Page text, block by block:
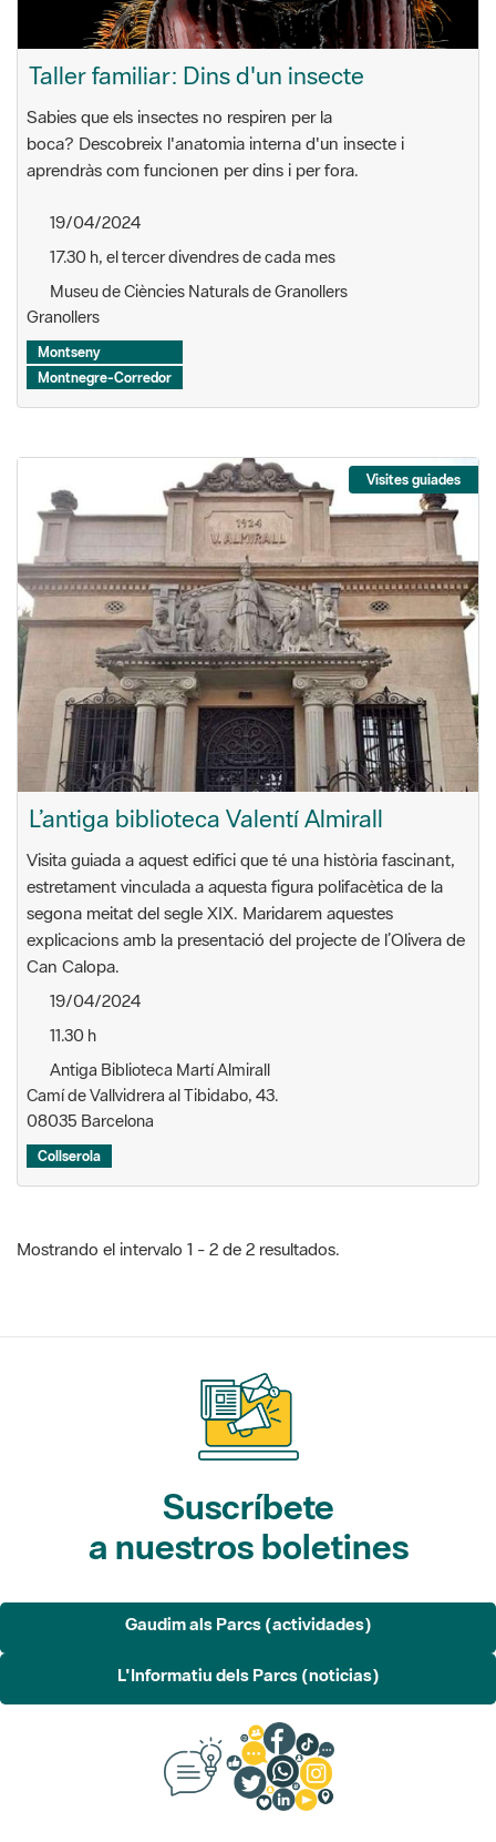
Sabies que els insectes no respiren per la
boca? Descobreix l'anatomia interna d'un insecte i
aprendràs com funcionen per dins i per fora.
19/04/2024
17.30 h, el tercer divendres de cada mes
Museu de Ciències Naturals de Granollers
Montnegre-Corredor
L’antiga biblioteca Valentí Almirall
Visita guiada a aquest edifici que té una història fascinant,
estretament vinculada a aquesta figura polifacètica de la
segona meitat del segle XIX. Maridarem aquestes
explicacions amb la presentació del projecte de l’Olivera de
Can Calopa.
19/04/2024
11.30 h
08035 Barcelona
Collserola
Mostrando el intervalo 1 - 2 de 2 resultados.
Suscríbete
a nuestros boletines
Gaudim als Parcs (actividades)
Sugerencias, opinión
y redes sociales